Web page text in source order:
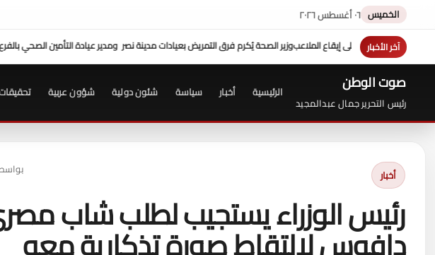
الخميس ٠٦ أغسطس ٢٠٢٦
آخر الأخبار
يُكرم فرق التمريض بعيادات مدينة نصر ومدير عيادة التأمين الصحي بالفرع ويوجه بصرف مكافآت مالية تليق بدورهن
صوت الوطن
رئيس التحرير جمال عبدالمجيد
الرئيسية أخبار سياسة شئون دولية شؤون عربية
أخبار
رئيس الوزراء يستجيب لطلب شاب